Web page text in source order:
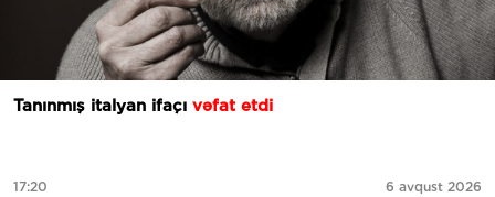
Tanınmış italyan ifaçı vəfat etdi
17:20 6 avqust 2026